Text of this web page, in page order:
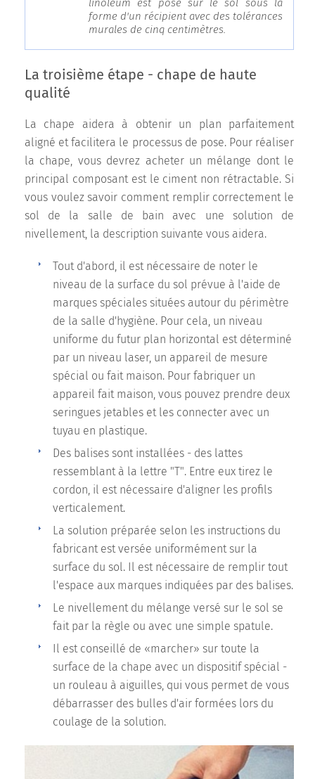
linoléum est posé sur le sol sous la
forme d'un récipient avec des tolérances
murales de cinq centimètres.
La troisième étape - chape de haute
qualité
La chape aidera à obtenir un plan parfaitement
aligné et facilitera le processus de pose. Pour réaliser
la chape, vous devrez acheter un mélange dont le
principal composant est le ciment non rétractable. Si
vous voulez savoir comment remplir correctement le
sol de la salle de bain avec une solution de
nivellement, la description suivante vous aidera.
Tout d'abord, il est nécessaire de noter le
niveau de la surface du sol prévue à l'aide de
marques spéciales situées autour du périmètre
de la salle d'hygiène. Pour cela, un niveau
uniforme du futur plan horizontal est déterminé
par un niveau laser, un appareil de mesure
spécial ou fait maison. Pour fabriquer un
appareil fait maison, vous pouvez prendre deux
seringues jetables et les connecter avec un
tuyau en plastique.
Des balises sont installées - des lattes
ressemblant à la lettre "T". Entre eux tirez le
cordon, il est nécessaire d'aligner les profils
verticalement.
La solution préparée selon les instructions du
fabricant est versée uniformément sur la
surface du sol. Il est nécessaire de remplir tout
l'espace aux marques indiquées par des balises.
Le nivellement du mélange versé sur le sol se
fait par la règle ou avec une simple spatule.
Il est conseillé de «marcher» sur toute la
surface de la chape avec un dispositif spécial -
un rouleau à aiguilles, qui vous permet de vous
débarrasser des bulles d'air formées lors du
coulage de la solution.